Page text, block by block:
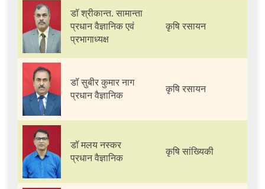
डॉ श्रीकान्त. सामान्ता
प्रधान वैज्ञानिक एवं
प्रभागाध्यक्ष
कृषि रसायन
डॉ सुबीर कुमार नाग
प्रधान वैज्ञानिक
कृषि रसायन
डॉ मलय नस्कर
प्रधान वैज्ञानिक
कृषि सांख्यिकी